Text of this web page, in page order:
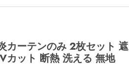
カーテンのみ 2枚セット 遮
カット 断熱 洗える 無地